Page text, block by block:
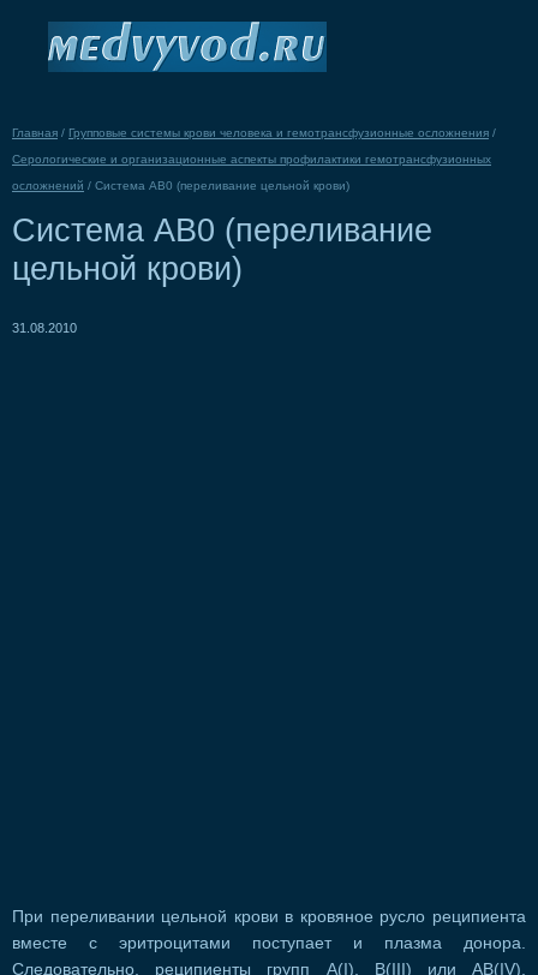
Главная / Групповые системы крови человека и гемотрансфузионные осложнения /
Серологические и организационные аспекты профилактики гемотрансфузионных
осложнений / Система АВ0 (переливание цельной крови)
Система АВ0 (переливание
цельной крови)
31.08.2010
При переливании цельной крови в кровяное русло реципиента
вместе с эритроцитами поступает и плазма донора.
Следовательно, реципиенты групп А(I), В(III) или AB(IV),